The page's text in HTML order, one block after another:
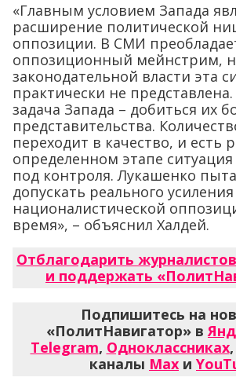
«Главным условием Запада
расширение политической
оппозиции. В СМИ
оппозиционный мейнстрим,
законодательной власти эта
практически не
задача Запада – добиться их
представительства.
переходит в качество, и есть
определенном этапе
под контроля. Лукашенко
допускать реального усиления
националистической
время», – объяснил Халдей.
Отблагодарить
и поддержать
Подпишитесь на
«ПолитНавигатор» в
Telegram, Одноклассниках,
каналы Max и